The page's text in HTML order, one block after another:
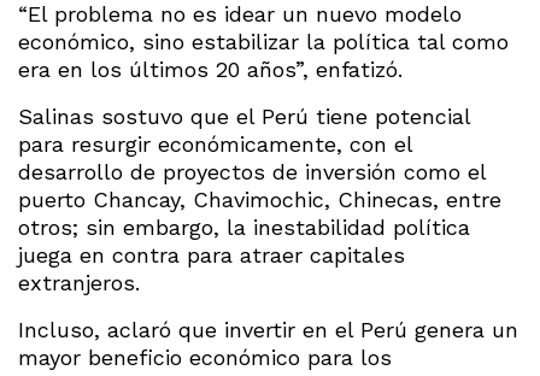
“El problema no es idear un nuevo modelo
económico, sino estabilizar la política tal como
era en los últimos 20 años”, enfatizó.
Salinas sostuvo que el Perú tiene potencial
para resurgir económicamente, con el
desarrollo de proyectos de inversión como el
puerto Chancay, Chavimochic, Chinecas, entre
otros; sin embargo, la inestabilidad política
juega en contra para atraer capitales
extranjeros.
Incluso, aclaró que invertir en el Perú genera un
mayor beneficio económico para los